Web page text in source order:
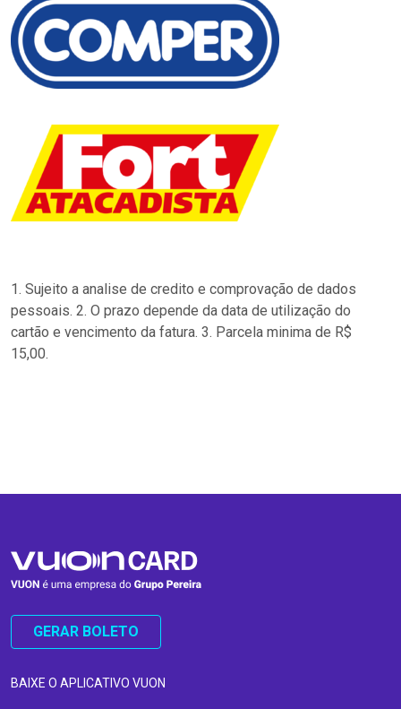
1. Sujeito a analise de credito e comprovação de dados
pessoais. 2. O prazo depende da data de utilização do
cartão e vencimento da fatura. 3. Parcela minima de R$
15,00.
GERAR BOLETO
BAIXE O APLICATIVO VUON